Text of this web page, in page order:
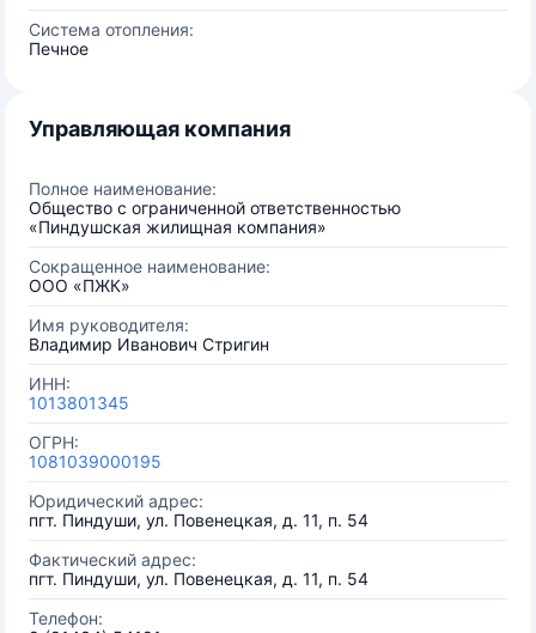
Система отопления:
Печное
Управляющая компания
Полное наименование:
Общество с ограниченной ответственностью
«Пиндушская жилищная компания»
Сокращенное наименование:
ООО «ПЖК»
Имя руководителя:
Владимир Иванович Стригин
ИНН:
1013801345
ОГРН:
1081039000195
Юридический адрес:
пгт. Пиндуши, ул. Повенецкая, д. 11, п. 54
Фактический адрес:
пгт. Пиндуши, ул. Повенецкая, д. 11, п. 54
Телефон: